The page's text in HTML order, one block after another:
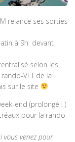
relance ses sorties
à 9h devant
selon les
VTT de la
sur le site
end (prolongé ! )
pour la rando
vous venez pour